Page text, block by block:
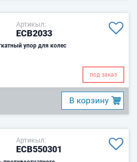
Артикыл:
ECB2033
упор для колес
под заказ
B корзину
Артикыл:
ECB550301